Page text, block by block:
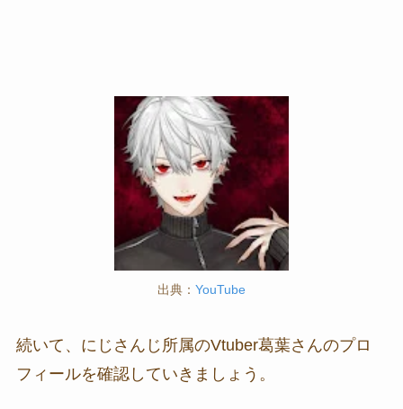
出典： YouTube
続いて、にじさんじ所属のVtuber葛葉さんのプロ
フィールを確認していきましょう。